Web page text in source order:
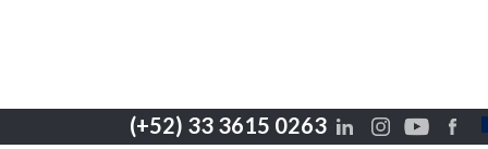
(+52) 33 3615 0263